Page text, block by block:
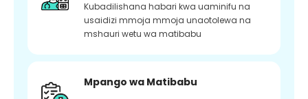
Kubadilishana habari kwa uaminifu na
usaidizi mmoja mmoja unaotolewa na
mshauri wetu wa matibabu
Mpango wa Matibabu